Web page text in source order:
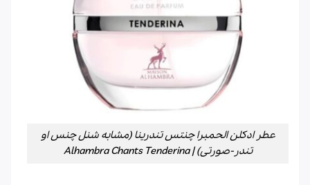
عطر ادکلن الحمبرا چنتس تندرینا (مشابه شنل چنس او
تندر-صورتی) | Alhambra Chants Tenderina